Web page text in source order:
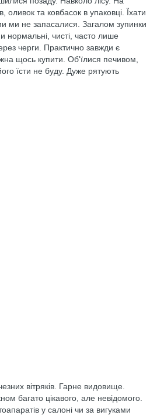
оливок та ковбасок в упаковці. Їхати
ми не запасалися. Загалом зупинки
нормальні, чисті, часто лише
черги. Практично завжди є
щось купити. Об'їлися печивом,
їсти не буду. Дуже рятують
вітряків. Гарне видовище.
багато цікавого, але невідомого.
у салоні чи за вигуками